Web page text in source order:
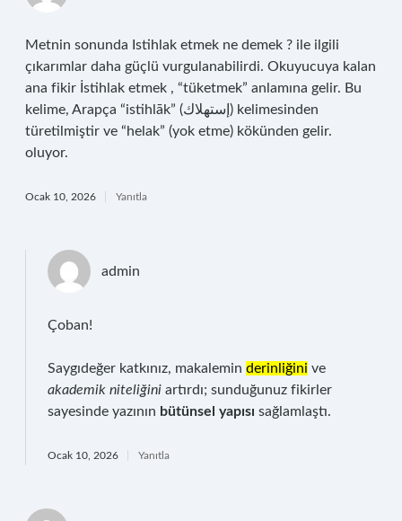
Metnin sonunda Istihlak etmek ne demek ? ile ilgili
çıkarımlar daha güçlü vurgulanabilirdi. Okuyucuya kalan
ana fikir İstihlak etmek , “tüketmek” anlamına gelir. Bu
kelime, Arapça “istihlāk” (إستهلاك) kelimesinden
türetilmiştir ve “helak” (yok etme) kökünden gelir.
oluyor.
Ocak 10, 2026 Yanıtla
admin
Çoban!
Saygıdeğer katkınız, makalemin derinliğini ve
akademik niteliğini artırdı; sunduğunuz fikirler
sayesinde yazının bütünsel yapısı sağlamlaştı.
Ocak 10, 2026 Yanıtla